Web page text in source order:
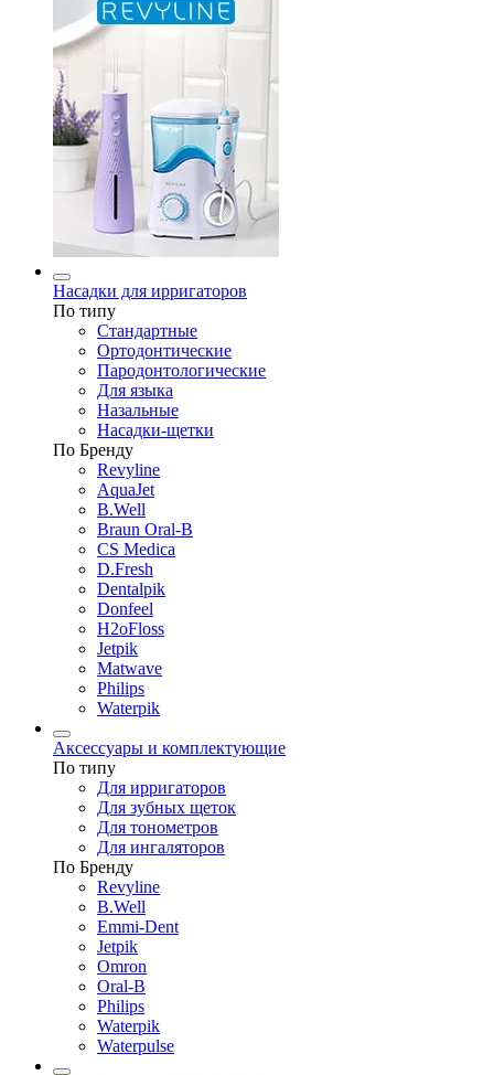
Насадки для ирригаторов
По типу
Стандартные
Ортодонтические
Пародонтологические
Для языка
Назальные
Насадки-щетки
По Бренду
Revyline
AquaJet
B.Well
Braun Oral-B
CS Medica
D.Fresh
Dentalpik
Donfeel
H2oFloss
Jetpik
Matwave
Philips
Waterpik
Аксессуары и комплектующие
По типу
Для ирригаторов
Для зубных щеток
Для тонометров
Для ингаляторов
По Бренду
Revyline
B.Well
Emmi-Dent
Jetpik
Omron
Oral-B
Philips
Waterpik
Waterpulse